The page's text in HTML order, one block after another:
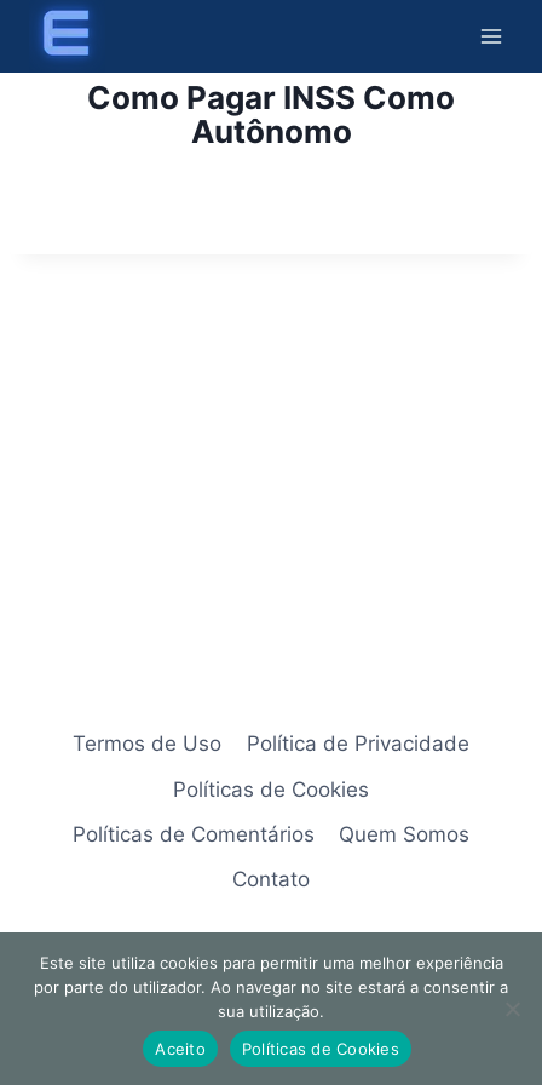
content
Como Pagar INSS Como
Autônomo
Termos de Uso
Política de Privacidade
Políticas de Cookies
Políticas de Comentários
Quem Somos
Contato
© 2026 Explorando Temas
Este site utiliza cookies para permitir uma melhor experiência
por parte do utilizador. Ao navegar no site estará a consentir a
sua utilização.
Aceito
Políticas de Cookies